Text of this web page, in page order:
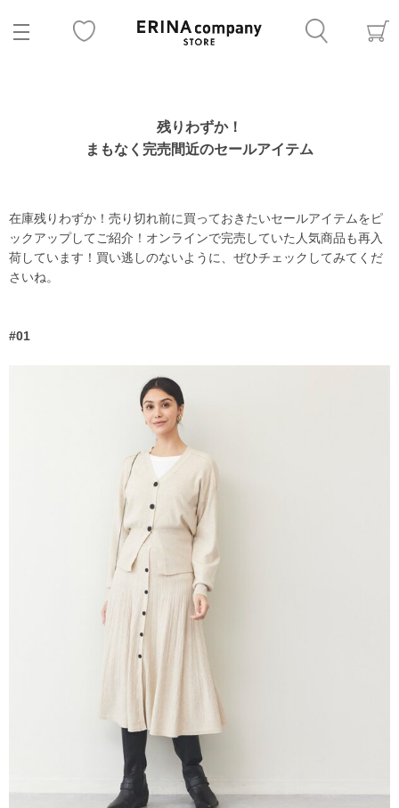
残りわずか！
まもなく完売間近のセールアイテム
在庫残りわずか！売り切れ前に買っておきたいセールアイテムをピ
ックアップしてご紹介！オンラインで完売していた人気商品も再入
荷しています！買い逃しのないように、ぜひチェックしてみてくだ
さいね。
#01